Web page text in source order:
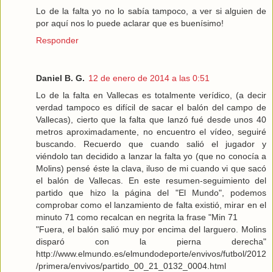
Lo de la falta yo no lo sabía tampoco, a ver si alguien de
por aquí nos lo puede aclarar que es buenísimo!
Responder
Daniel B. G. 12 de enero de 2014 a las 0:51
Lo de la falta en Vallecas es totalmente verídico, (a decir
verdad tampoco es difícil de sacar el balón del campo de
Vallecas), cierto que la falta que lanzó fué desde unos 40
metros aproximadamente, no encuentro el vídeo, seguiré
buscando. Recuerdo que cuando salió el jugador y
viéndolo tan decidido a lanzar la falta yo (que no conocía a
Molins) pensé éste la clava, iluso de mi cuando vi que sacó
el balón de Vallecas. En este resumen-seguimiento del
partido que hizo la página del "El Mundo", podemos
comprobar como el lanzamiento de falta existió, mirar en el
minuto 71 como recalcan en negrita la frase "Min 71
"Fuera, el balón salió muy por encima del larguero. Molins
disparó con la pierna derecha"
http://www.elmundo.es/elmundodeporte/envivos/futbol/2012
/primera/envivos/partido_00_21_0132_0004.html